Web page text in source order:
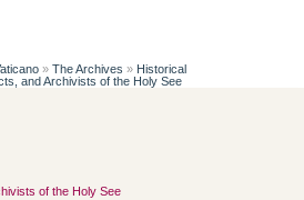
» The Archives » Historical
and Archivists of the Holy See
of the Holy See